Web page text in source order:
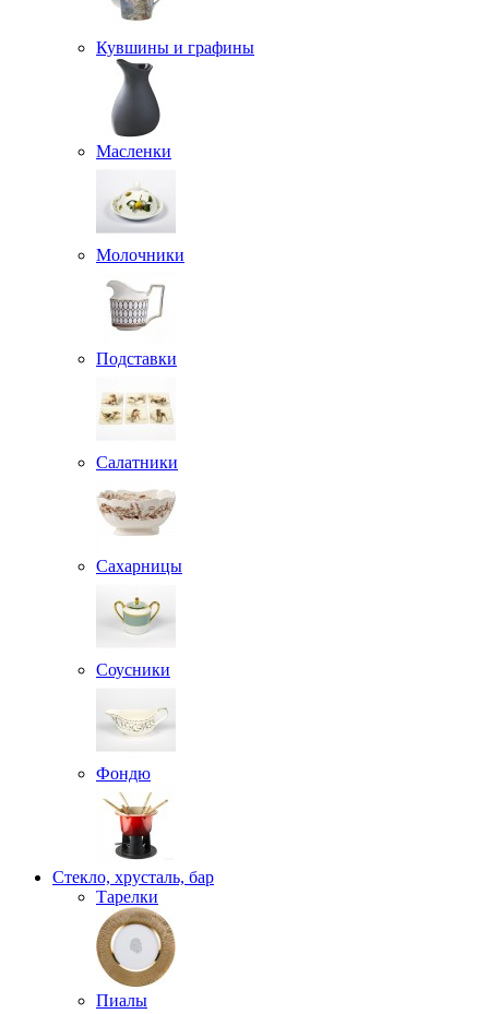
Кувшины и графины
Масленки
Молочники
Подставки
Салатники
Сахарницы
Соусники
Фондю
Стекло, хрусталь, бар
Тарелки
Пиалы